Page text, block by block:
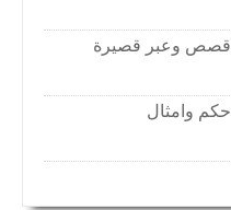
قصص وعبر قصيرة
حكم وامثال